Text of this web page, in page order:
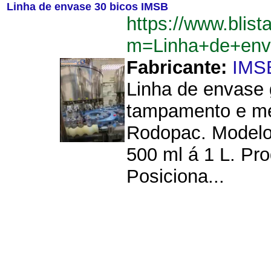
Linha de envase 30 bicos IMSB
https://
Fabricante:
Linha de
tampamento e
Rodopac.
500 ml á 1 L.
Posiciona...